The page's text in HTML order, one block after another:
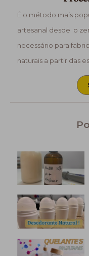
É o método mais
artesanal desde o
necessário para
naturais a partir das